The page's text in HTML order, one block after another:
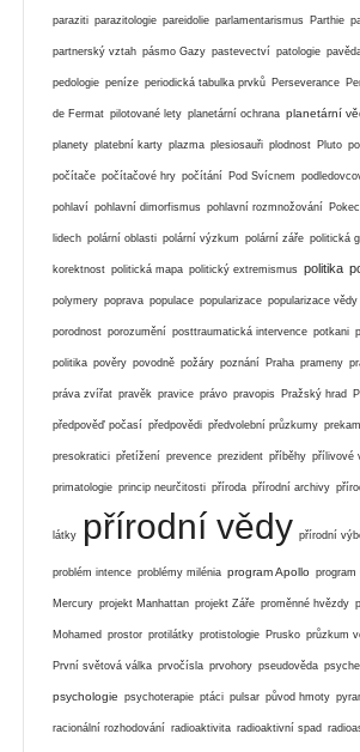
paraziti parazitologie pareidolie parlamentarismus Parthie
partnerský vztah pásmo Gazy pastevectví patologie
pedologie peníze periodická tabulka prvků Perseverance
de Fermat pilotované lety planetární ochrana planetární
planety platební karty plazma plesiosauři plodnost Pluto
počítače počítačové hry počítání Pod Svícnem
pohlaví pohlavní dimorfismus pohlavní rozmnožování
lidech polární oblasti polární výzkum polární záře politická
korektnost politická mapa politický extremismus politika
polymery poprava populace popularizace popularizace vědy
porodnost porozumění posttraumatická intervence potkani
politika pověry povodně požáry poznání Praha prameny
práva zvířat pravěk pravice právo pravopis Pražský hrad
předpověď počasí předpovědi předvolební průzkumy
presokratici přetížení prevence prezident příběhy přílivové
primatologie princip neurčitosti příroda přírodní archivy
látky přírodní vědy přírodní
problém intence problémy milénia program Apollo program
Mercury projekt Manhattan projekt Záře proměnné hvězdy
Mohamed prostor protilátky protistologie Prusko průzkum
První světová válka prvočísla prvohory pseudověda
psychologie psychoterapie ptáci pulsar původ hmoty
racionální rozhodování radioaktivita radioaktivní spad